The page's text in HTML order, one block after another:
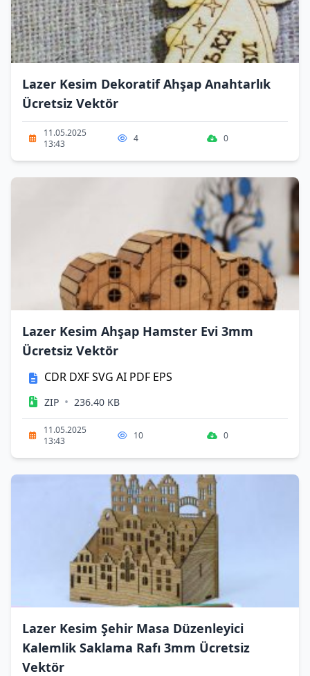
Lazer Kesim Dekoratif Ahşap Anahtarlık
Ücretsiz Vektör
11.05.2025
13:43
4 0
Lazer Kesim Ahşap Hamster Evi 3mm
Ücretsiz Vektör
CDR DXFSVG AI PDF EPS
ZIP • 236.40 KB
11.05.2025
13:43
10 0
Lazer Kesim Şehir Masa Düzenleyici
Kalemlik Saklama Rafı 3mm Ücretsiz
Vektör